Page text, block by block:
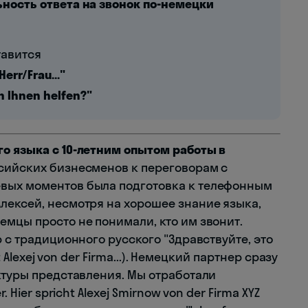
ответа на звонок по-немецки
Frau..."
Ihnen helfen?"
языка с 10-летним опытом работы в
бизнесменов к переговорам с
моментов была подготовка к телефонным
несмотря на хорошее знание языка,
просто не понимали, кто им звонит.
традиционного русского "Здравствуйте, это
von der Firma...). Немецкий партнер сразу
представления. Мы отработали
Hier spricht Alexej Smirnow von der Firma XYZ